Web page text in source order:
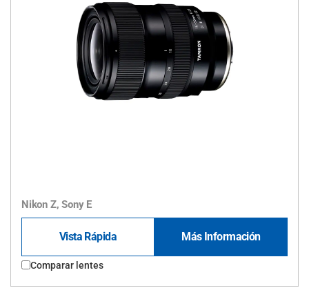
Nikon Z, Sony E
Vista Rápida Más Información
Comparar lentes